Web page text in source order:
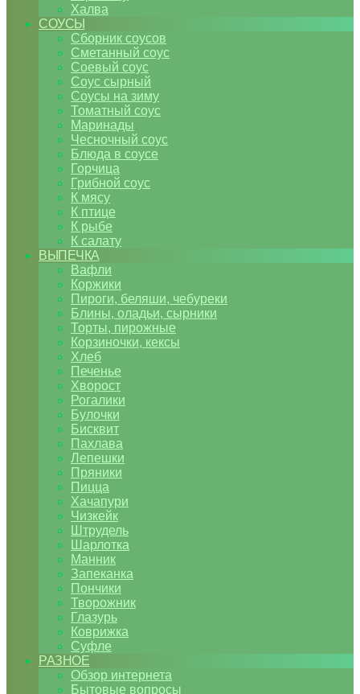
Халва
СОУСЫ
Сборник соусов
Сметанный соус
Соевый соус
Соус сырный
Соусы на зиму
Томатный соус
Маринады
Чесночный соус
Блюда в соусе
Горчица
Грибной соус
К мясу
К птице
К рыбе
К салату
ВЫПЕЧКА
Вафли
Коржики
Пироги, беляши, чебуреки
Блины, оладьи, сырники
Торты, пирожные
Корзиночки, кексы
Хлеб
Печенье
Хворост
Рогалики
Булочки
Бисквит
Пахлава
Лепешки
Пряники
Пицца
Хачапури
Чизкейк
Штрудель
Шарлотка
Манник
Запеканка
Пончики
Творожник
Глазурь
Коврижка
Суфле
РАЗНОЕ
Обзор интернета
Бытовые вопросы